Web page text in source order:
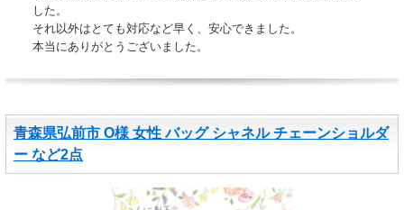
した。
それ以外はとても対応など早く、安心できました。
本当にありがとうございました。
青森県弘前市 O様 女性 バッグ シャネル チェーンショルダ
ー など2点